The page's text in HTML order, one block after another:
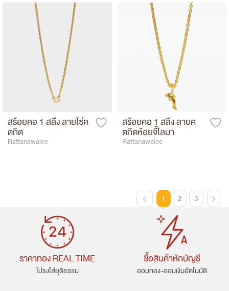
สร้อยคอ 1 สลึง ลายโซ่ค
ตกิต
Rattanawalee
สร้อยคอ 1 สลึง ลายค
ตกิตห้อยจี้โลมา
Rattanawalee
1 2 3
ราคาทอง REAL TIME
โปรงใส่ยุติธรรม
ซื้อสินค้าหักบัญชี
ออมทอง-ออมเงินอัตโนมัติ